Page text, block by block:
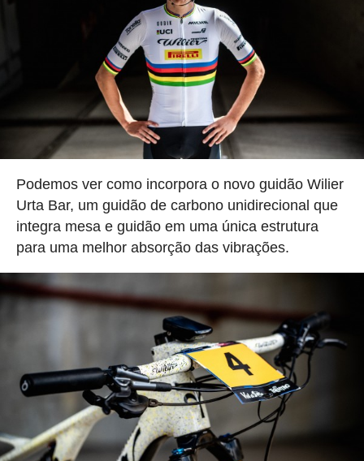
Podemos ver como incorpora o novo guidão Wilier
Urta Bar, um guidão de carbono unidirecional que
integra mesa e guidão em uma única estrutura
para uma melhor absorção das vibrações.